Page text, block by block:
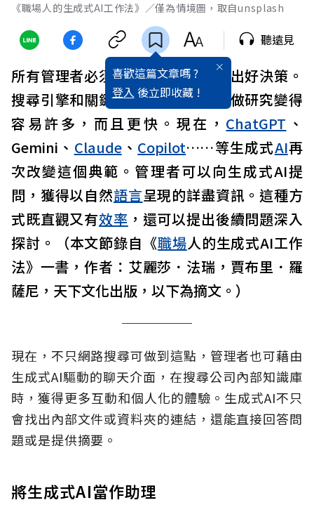
《職場人的生成式AI工作法》／僅為情境圖，取自unsplash
喜歡這篇文章嗎 ?
登入 後立即收藏 !
聽遠見
所有管理者必須取得資訊，才能做出好決策。
搜尋引擎和關鍵字觸發網路革命，做研究變得
容易許多，而且更快。現在， ChatGPT 、
Gemini、 Claude、 Copilot……等生成式AI再
次改變這個典範。管理者可以向生成式AI提
問，獲得以自然語言呈現的詳盡資訊。這種方
式既直觀又有效率 ，還可以提出後續問題深入
探討。（本文節錄自《職場人的生成式AI工作
法》一書，作者：艾麗莎．法瑞，賈布里．羅
薩尼，天下文化出版，以下為摘文。）
現在，不只網路搜尋可做到這點，管理者也可藉由
生成式AI驅動的聊天介面，在搜尋公司內部知識庫
時，獲得更多互動和個人化的體驗。生成式AI不只
會找出內部文件或資料夾的連結，還能直接回答問
題或是提供摘要。
將生成式AI當作助理